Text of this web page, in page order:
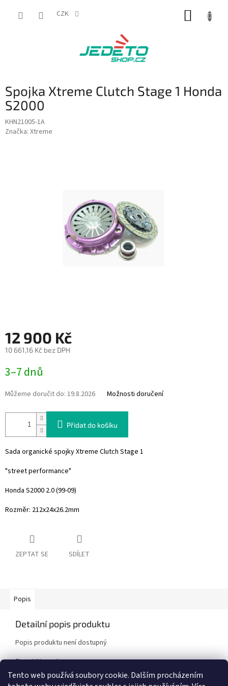
Tento web používá soubory cookie. Dalším procházením
CZK
Spojka Xtreme Clutch Stage 1 Honda
S2000
KHN21005-1A
Značka: Xtreme
12 900 Kč
10 661,16 Kč bez DPH
cena:
3–7 dnů
Můžeme doručit do: 19.8.2026 Možnosti doručení
Přidat do košíku
Sada organické spojky Xtreme Clutch Stage 1
"street performance"
Honda S2000 2.0 (99-09)
Rozměr: 212x24x26.2mm
ZEPTAT SE SDÍLET
Popis
Detailní popis produktu
Popis produktu není dostupný
Doplňkové parametry
Kategorie: Spojkové sady